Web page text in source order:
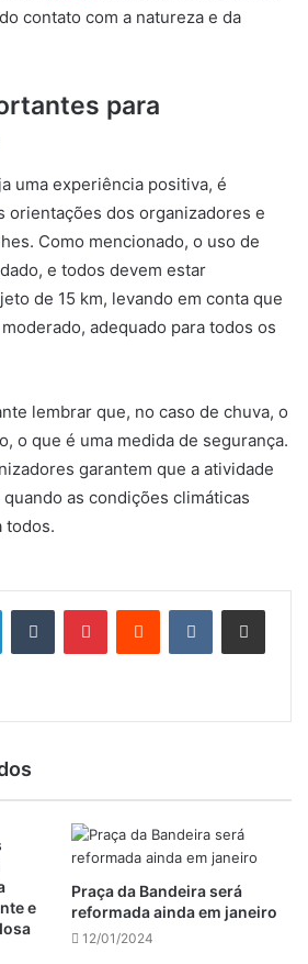
contato com a natureza e da
para
uma experiência positiva, é
orientações dos organizadores e
Como mencionado, o uso de
e todos devem estar
de 15 km, levando em conta que
adequado para todos os
lembrar que, no caso de chuva, o
o que é uma medida de segurança.
garantem que a atividade
as condições climáticas
todos.
LinkedinTumblr PinterestReddit VK Compartilhar via e-mail
e
Praça da Bandeira será
reformada ainda em janeiro
12/01/2024